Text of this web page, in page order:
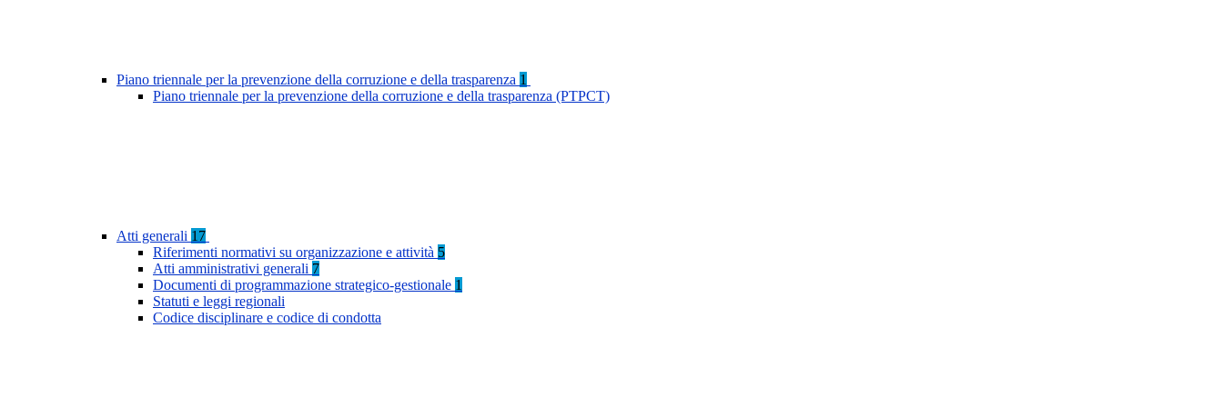
Piano triennale per la prevenzione della corruzione e della trasparenza 1
Piano triennale per la prevenzione della corruzione e della trasparenza (PTPCT)
Atti generali 17
Riferimenti normativi su organizzazione e attività 5
Atti amministrativi generali 7
Documenti di programmazione strategico-gestionale 1
Statuti e leggi regionali
Codice disciplinare e codice di condotta